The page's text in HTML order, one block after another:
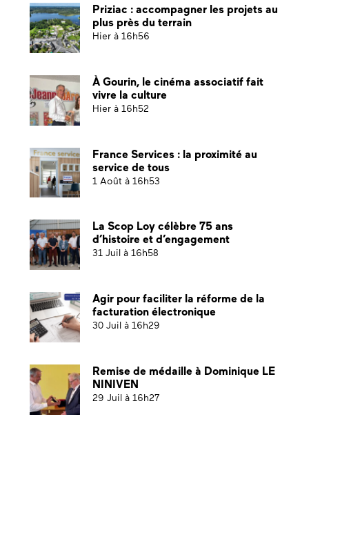
Priziac : accompagner les projets au
plus près du terrain
Hier à 16h56
À Gourin, le cinéma associatif fait
vivre la culture
Hier à 16h52
France Services : la proximité au
service de tous
1 Août à 16h53
La Scop Loy célèbre 75 ans
d’histoire et d’engagement
31 Juil à 16h58
Agir pour faciliter la réforme de la
facturation électronique
30 Juil à 16h29
Remise de médaille à Dominique LE
NINIVEN
29 Juil à 16h27